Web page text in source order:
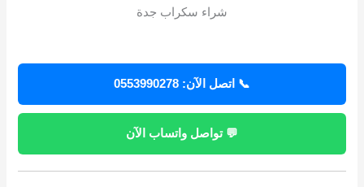
شراء سكراب جدة
📞 اتصل الآن: 0553990278
💬 تواصل واتساب الآن